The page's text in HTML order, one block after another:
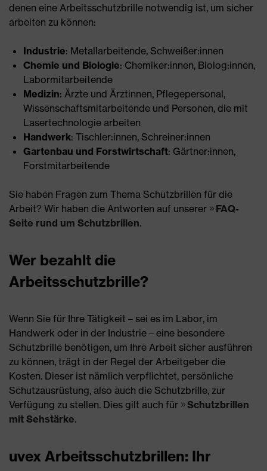
denen eine Arbeitsschutzbrille notwendig ist, um sicher
arbeiten zu können:
Industrie: Metallarbeitende, Schweißer:innen
Chemie und Biologie: Chemiker:innen, Biolog:innen,
Labormitarbeitende
Medizin: Ärzte und Ärztinnen, Pflegepersonal,
Wissenschaftsmitarbeitende und Personen, die mit
Lasertechnologie arbeiten
Handwerk: Tischler:innen, Schreiner:innen
Gartenbau und Forstwirtschaft: Gärtner:innen,
Forstmitarbeitende
Sie haben Fragen zum Thema Schutzbrillen für die
Arbeit? Wir haben die Antworten auf unserer
FAQ-
Seite rund um Schutzbrillen.
Wer bezahlt die
Arbeitsschutzbrille?
Wenn Sie für Ihre Tätigkeit – sei es im Labor, im
Handwerk oder in der Industrie – eine besondere
Schutzbrille benötigen, um Ihre Arbeit sicher ausführen
zu können, trägt in der Regel der Arbeitgeber die
Kosten. Dieser ist nämlich verpflichtet, persönliche
Schutzausrüstung, also auch die Schutzbrille, zur
Verfügung zu stellen. Dies gilt auch für
Schutzbrillen
mit Sehstärke.
uvex Arbeitsschutzbrillen: Ihr